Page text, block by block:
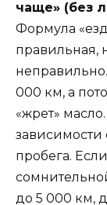
чаще» (без
Формула
правильная,
000 км, а
«жрет»
зависимости
пробега.
до 5 000 км,